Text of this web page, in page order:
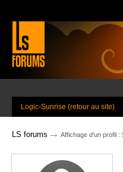
Logic-Sunrise (retour au site)
LS forums → Affichage d'un profil :